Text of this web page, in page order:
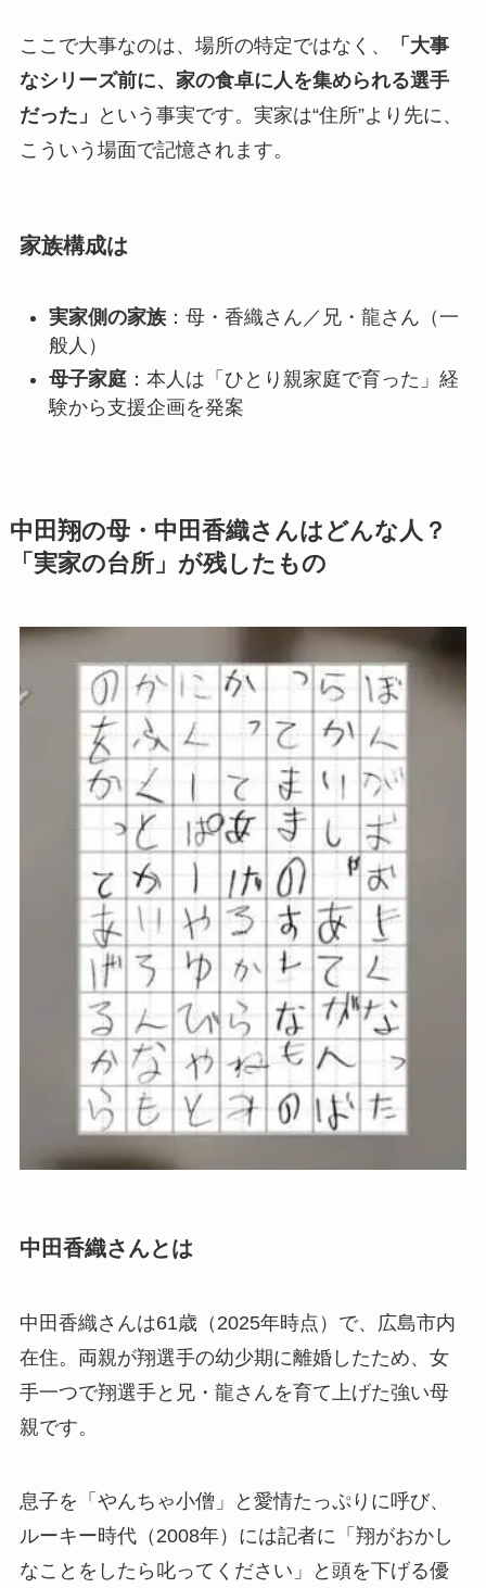
ここで大事なのは、場所の特定ではなく、
「大事
なシリーズ前に、家の食卓に人を集められる選手
だった」
という事実です。実家は“住所”より先に、
こういう場面で記憶されます。
家族構成は
実家側の家族：母・香織さん／兄・龍さん（一
般人）
母子家庭：本人は「ひとり親家庭で育った」経
験から支援企画を発案
中田翔の母・中田香織さんはどんな人？
「実家の台所」が残したもの
中田香織さんとは
中田香織さんは61歳（2025年時点）で、広島市内
在住。両親が翔選手の幼少期に離婚したため、女
手一つで翔選手と兄・龍さんを育て上げた強い母
親です。
息子を「やんちゃ小僧」と愛情たっぷりに呼び、
ルーキー時代（2008年）には記者に「翔がおかし
なことをしたら叱ってください」と頭を下げる優